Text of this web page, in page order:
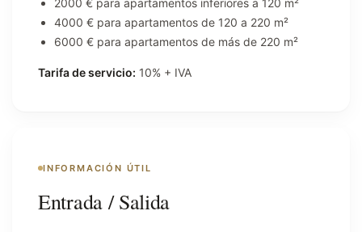
2000 € para apartamentos inferiores a 120 m²
4000 € para apartamentos de 120 a 220 m²
6000 € para apartamentos de más de 220 m²
Tarifa de servicio: 10% + IVA
INFORMACIÓN ÚTIL
Entrada / Salida